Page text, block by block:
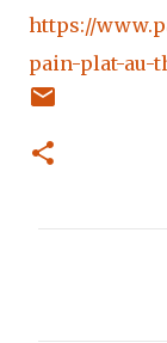
https://
pain-plat-au-